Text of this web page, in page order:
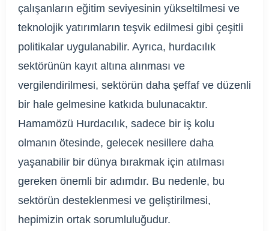
çalışanların eğitim seviyesinin yükseltilmesi ve
teknolojik yatırımların teşvik edilmesi gibi çeşitli
politikalar uygulanabilir. Ayrıca, hurdacılık
sektörünün kayıt altına alınması ve
vergilendirilmesi, sektörün daha şeffaf ve düzenli
bir hale gelmesine katkıda bulunacaktır.
Hamamözü Hurdacılık, sadece bir iş kolu
olmanın ötesinde, gelecek nesillere daha
yaşanabilir bir dünya bırakmak için atılması
gereken önemli bir adımdır. Bu nedenle, bu
sektörün desteklenmesi ve geliştirilmesi,
hepimizin ortak sorumluluğudur.